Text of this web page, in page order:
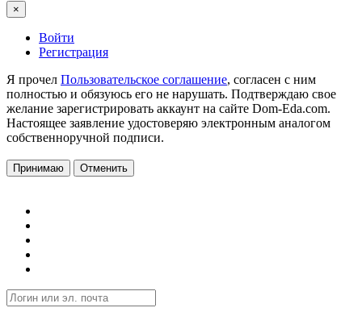
×
Войти
Регистрация
Я прочел Пользовательское соглашение, согласен с ним
полностью и обязуюсь его не нарушать. Подтверждаю свое
желание зарегистрировать аккаунт на сайте Dom-Eda.com.
Настоящее заявление удостоверяю электронным аналогом
собственноручной подписи.
Принимаю Отменить